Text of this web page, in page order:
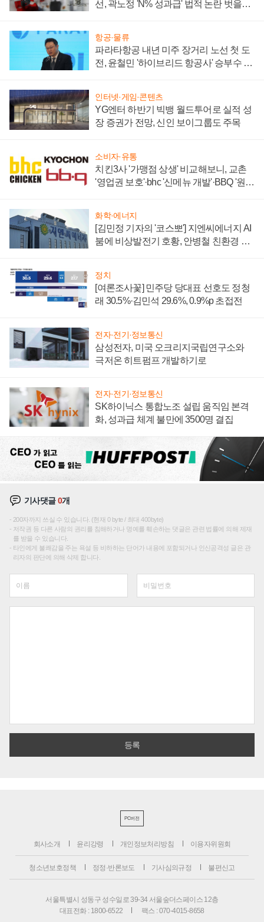
선, 곽노정 'N% 성과급' 법적 논란 벗을지
항공·물류
파라타항공 내년 미주 장거리 노선 첫 도
전, 윤철민 '하이브리드 항공사' 승부수 통
인터넷·게임·콘텐츠
YG엔터 하반기 빅뱅 월드투어로 실적 성
장 증권가 전망, 신인 보이그룹도 주목
소비자·유통
치킨3사 '가맹점 상생' 비교해보니, 교촌
'영업권 보호'·bhc '신메뉴 개발'·BBQ '원가
화학·에너지
[김민정 기자의 '코스뽀'] 지엔씨에너지 AI
붐에 비상발전기 호황, 안병철 친환경 에
정치
[여론조사꽃] 민주당 당대표 선호도 정청
래 30.5%·김민석 29.6%, 0.9%p 초접전
전자·전기·정보통신
삼성전자, 미국 오크리지국립연구소와
극저온 히트펌프 개발하기로
전자·전기·정보통신
SK하이닉스 통합노조 설립 움직임 본격
화, 성과급 체계 불만에 3500명 결집
기사댓글0개
200자까지 쓰실 수 있습니다. (현재 0 byte / 최대 400byte)
저작권 등 다른 사람의 권리를 침해하거나 명예를 훼손하는 댓글은 관련 법률에 의해 제재
를 받을 수 있습니다.
타인에게 불쾌감을 주는 욕설 등 비하하는 단어가 내용에 포함되거나 인신공격성 글은 관
리자의 판단에 의해 삭제 합니다.
PC버전
회사소개 윤리강령 개인정보처리방침 이용자위원회
청소년보호정책 정정·반론보도 기사심의규정 불편신고
서울특별시 성동구 성수일로 39-34 서울숲더스페이스 12층
대표전화 : 1800-6522
팩스 : 070-4015-8658